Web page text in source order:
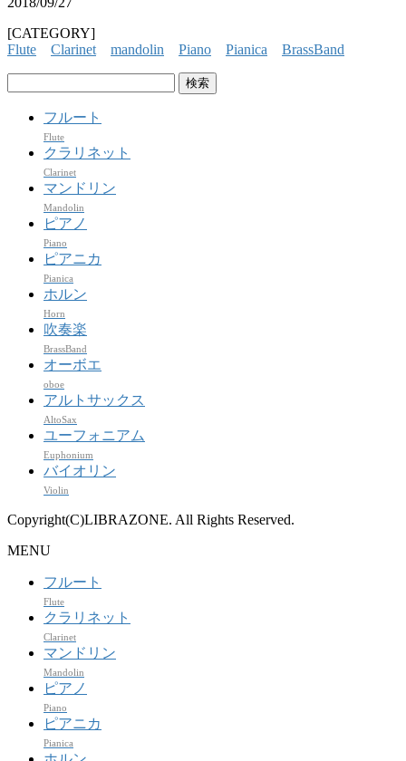
[CATEGORY]
Flute
Clarinet mandolin Piano Pianica
BrassBand
フルート
Flute
クラリネット
Clarinet
マンドリン
Mandolin
ピアノ
Piano
ピアニカ
Pianica
ホルン
Horn
吹奏楽
BrassBand
オーボエ
oboe
アルトサックス
AltoSax
ユーフォニアム
Euphonium
バイオリン
Violin
Copyright(C)LIBRAZONE. All Rights Reserved.
MENU
フルート
Flute
クラリネット
Clarinet
マンドリン
Mandolin
ピアノ
Piano
ピアニカ
Pianica